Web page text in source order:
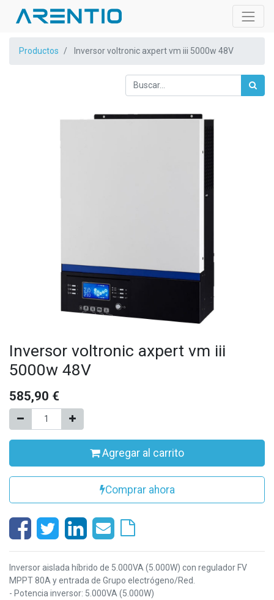
Productos Inversor voltronic axpert vm iii 5000w 48V
Inversor voltronic axpert vm iii
5000w 48V
585,90 €
Agregar al carrito
Comprar ahora
Inversor aislada híbrido de 5.000VA (5.000W) con regulador FV
MPPT 80A y entrada de Grupo electrógeno/Red.
- Potencia inversor: 5.000VA (5.000W)